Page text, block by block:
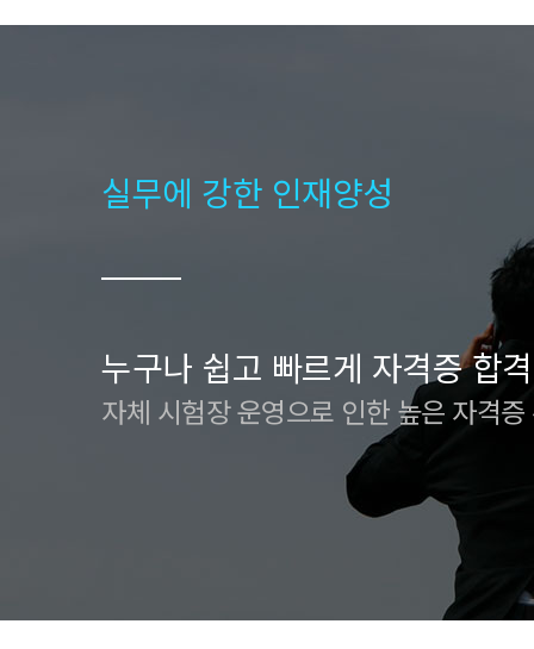
실무에 강한 인재양성
누구나 쉽고 빠르게 자격증 합
자체 시험장 운영으로 인한 높은 자격